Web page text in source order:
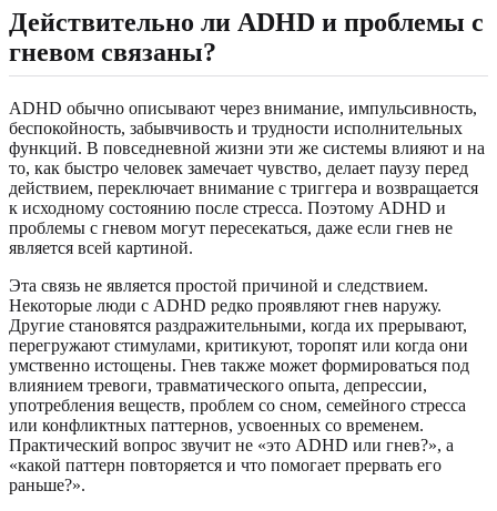
Действительно ли ADHD и проблемы с
гневом связаны?
ADHD обычно описывают через внимание, импульсивность,
беспокойность, забывчивость и трудности исполнительных
функций. В повседневной жизни эти же системы влияют и на
то, как быстро человек замечает чувство, делает паузу перед
действием, переключает внимание с триггера и возвращается
к исходному состоянию после стресса. Поэтому ADHD и
проблемы с гневом могут пересекаться, даже если гнев не
является всей картиной.
Эта связь не является простой причиной и следствием.
Некоторые люди с ADHD редко проявляют гнев наружу.
Другие становятся раздражительными, когда их прерывают,
перегружают стимулами, критикуют, торопят или когда они
умственно истощены. Гнев также может формироваться под
влиянием тревоги, травматического опыта, депрессии,
употребления веществ, проблем со сном, семейного стресса
или конфликтных паттернов, усвоенных со временем.
Практический вопрос звучит не «это ADHD или гнев?», а
«какой паттерн повторяется и что помогает прервать его
раньше?».